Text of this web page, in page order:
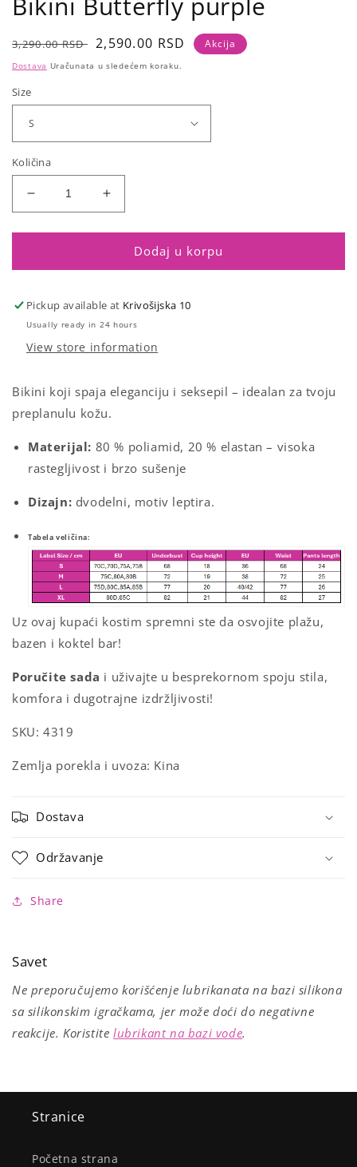
Regular
price
3,290.00 RSD Sale
price
2,590.00 RSD Akcija
Dostava Uračunata u sledećem koraku.
Size
Količina
Smanji
količinu
za
Butterfly
Povećaj
količinu
za
Bikini
Butterfly
Dodaj u korpu
Pickup available at Krivošijska 10
Usually ready in 24 hours
View store information
Bikini koji spaja eleganciju i seksepil – idealan za tvoju
preplanulu kožu.
Materijal: 80 % poliamid, 20 % elastan – visoka
rastegljivost i brzo sušenje
Dizajn: dvodelni, motiv leptira.
Tabela veličina:
Uz ovaj kupaći kostim spremniste daosvojite plažu,
bazen i koktel bar!
Poručitesada i uživajte u besprekornomspoju stila,
komfora i dugotrajne izdržljivosti!
SKU: 4319
Zemlja porekla i uvoza: Kina
Dostava
Održavanje
Share
Savet
Ne preporučujemo korišćenje lubrikanata na bazi silikona
sa silikonskim igračkama, jer može doći do negativne
reakcije. Koristite lubrikant na bazi vode.
Stranice
Početna strana